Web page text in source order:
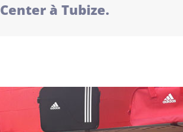
Center à Tubize.